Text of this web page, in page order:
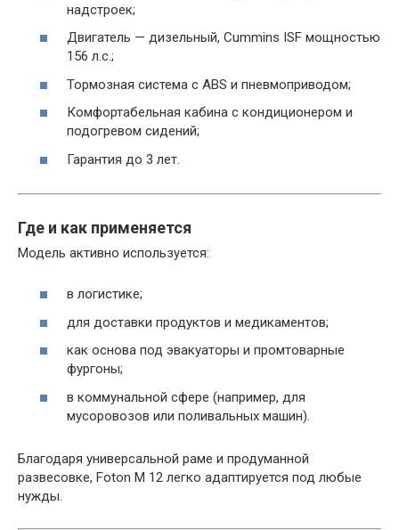
надстроек;
Двигатель — дизельный, Cummins ISF мощностью
156 л.с.;
Тормозная система с ABS и пневмоприводом;
Комфортабельная кабина с кондиционером и
подогревом сидений;
Гарантия до 3 лет.
Где и как применяется
Модель активно используется:
в логистике;
для доставки продуктов и медикаментов;
как основа под эвакуаторы и промтоварные
фургоны;
в коммунальной сфере (например, для
мусоровозов или поливальных машин).
Благодаря универсальной раме и продуманной
развесовке, Foton M 12 легко адаптируется под любые
нужды.